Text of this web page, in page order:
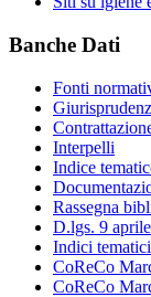
Banche Dati
Fonti
Interpelli
Indice
Rassegna
D.lgs. 9
Indici tematici
CoReCo
CoReCo